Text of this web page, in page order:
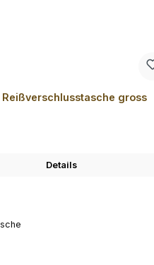
Reißverschlusstasche gross
Details